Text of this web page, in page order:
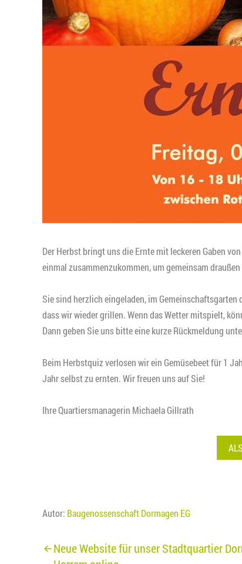
Der Herbst bringt uns die Ernte mit leckeren Gaben
einmal zusammenzukommen, um gemeinsam
Sie sind herzlich eingeladen, im
dass wir wieder grillen. Wenn das Wetter mitspielt,
Dann geben Sie uns bitte eine kurze Rückmeldung
Beim Herbstquiz verlosen wir ein Gemüsebeet für 1
Jahr selbst zu ernten. Wir freuen uns auf Sie!
Ihre Quartiersmanagerin Michaela Gillrath
Autor: Baugenossenschaft Dormagen EG
Beitragsnavigation
Neue Website für unser Stadtquartier